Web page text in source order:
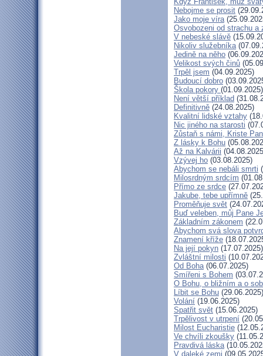
Nebojme se prosit
Jako moje víra
Osvobozeni od strachu a
V nebeské slávě
Nikoliv služebníka
Jedině na něho
Velikost svých činů
Trpěl jsem (04.09.2025)
Budoucí dobro
Škola pokory (01.09.2025)
Není větší příklad
Definitivně (24.08.2025)
Kvalitní lidské vztahy
Nic jiného na starosti
Zůstaň s námi, Kriste
Z lásky k Bohu
Až na Kalvárii
Vzývej ho (03.08.2025)
Abychom se nebáli smrti
Milosrdným srdcím
Přímo ze srdce
Jakube, tebe upřímně
Proměňuje svět
Buď veleben, můj Pane
Základním zákonem
Abychom svá slova
Znamení kříže
Na její pokyn (17.07.2025)
Zvláštní milosti
Od Boha(06.07.2025)
Smířeni s Bohem
O Bohu, o bližním a o
Líbit se Bohu (29.06.2025)
Volání (19.06.2025)
Spatřit svět (15.06.2025)
Trpělivost v utrpení
Milost Eucharistie
Ve chvíli zkoušky
Pravdivá láska
V daleké zemi